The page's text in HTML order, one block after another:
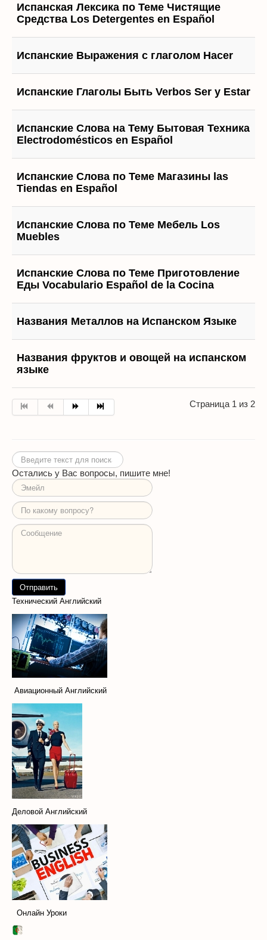
Испанская Лексика по Теме Чистящие
Средства Los Detergentes en Español
Испанские Выражения с глаголом Hacer
Испанские Глаголы Быть Verbos Ser y Estar
Испанские Слова на Тему Бытовая Техника
Electrodomésticos en Español
Испанские Слова по Теме Магазины las
Tiendas en Español
Испанские Слова по Теме Мебель Los
Muebles
Испанские Слова по Теме Приготовление
Еды Vocabulario Español de la Cocina
Названия Металлов на Испанском Языке
Названия фруктов и овощей на испанском
языке
Страница 1 из 2
Искать...
Остались у Вас вопросы, пишите мне!
Технический Английский
Авиационный Английский
Деловой Английский
Онлайн Уроки